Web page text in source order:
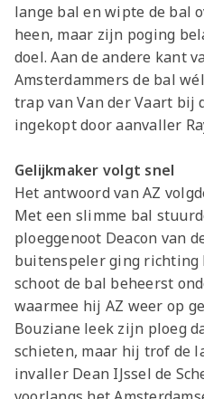
lange bal en wipte de bal
heen, maar zijn poging
doel. Aan de andere kant
Amsterdammers de bal
trap van Van der Vaart bij
ingekopt door aanvaller
Gelijkmaker volgt snel
Het antwoord van AZ
Met een slimme bal
ploeggenoot Deacon van
buitenspeler ging richting
schoot de bal beheerst
waarmee hij AZ weer op
Bouziane leek zijn ploeg
schieten, maar hij trof de
invaller Dean IJssel de